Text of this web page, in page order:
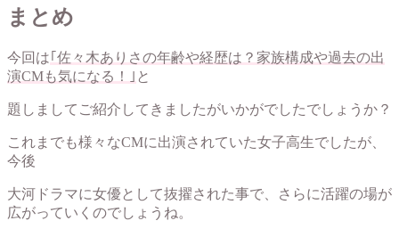
まとめ
今回は｢佐々木ありさの年齢や経歴は？家族構成や過去の出
演CMも気になる！｣ と
題しましてご紹介してきましたがいかがでしたでしょうか？
これまでも様々なCMに出演されていた女子高生でしたが、
今後
大河ドラマに女優として抜擢された事で、さらに活躍の場が
広がっていくのでしょうね。